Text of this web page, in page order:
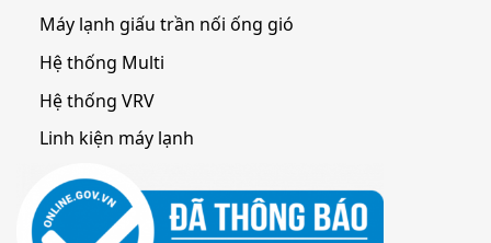
Máy lạnh giấu trần nối ống gió
Hệ thống Multi
Hệ thống VRV
Linh kiện máy lạnh